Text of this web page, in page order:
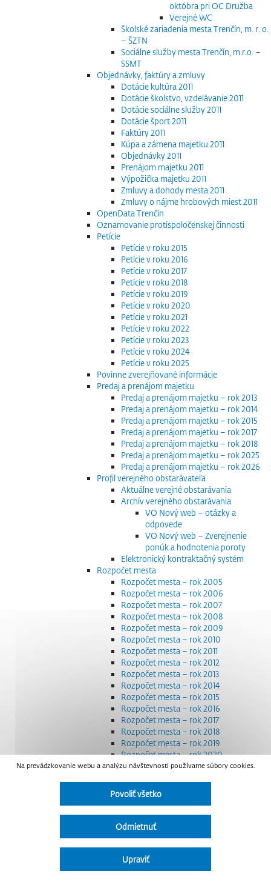
októbra pri OC Družba
Verejné WC
Školské zariadenia mesta Trenčín, m. r. o.
– ŠZTN
Sociálne služby mesta Trenčín, m.r.o. –
SSMT
Objednávky, faktúry a zmluvy
Dotácie kultúra 2011
Dotácie školstvo, vzdelávanie 2011
Dotácie sociálne služby 2011
Dotácie šport 2011
Faktúry 2011
Kúpa a zámena majetku 2011
Objednávky 2011
Prenájom majetku 2011
Výpožička majetku 2011
Zmluvy a dohody mesta 2011
Zmluvy o nájme hrobových miest 2011
OpenData Trenčín
Oznamovanie protispoločenskej činnosti
Petície
Petície v roku 2015
Petície v roku 2016
Petície v roku 2017
Petície v roku 2018
Petície v roku 2019
Petície v roku 2020
Petície v roku 2021
Petície v roku 2022
Petície v roku 2023
Petície v roku 2024
Petície v roku 2025
Povinne zverejňované informácie
Predaj a prenájom majetku
Predaj a prenájom majetku – rok 2013
Predaj a prenájom majetku – rok 2014
Predaj a prenájom majetku – rok 2015
Predaj a prenájom majetku – rok 2017
Predaj a prenájom majetku – rok 2018
Predaj a prenájom majetku – rok 2025
Predaj a prenájom majetku – rok 2026
Profil verejného obstarávateľa
Aktuálne verejné obstarávania
Archív verejného obstarávania
VO Nový web – otázky a
odpovede
VO Nový web – Zverejnenie
ponúk a hodnotenia poroty
Elektronický kontraktačný systém
Rozpočet mesta
Rozpočet mesta – rok 2005
Rozpočet mesta – rok 2006
Rozpočet mesta – rok 2007
Rozpočet mesta – rok 2008
Rozpočet mesta – rok 2009
Rozpočet mesta – rok 2010
Rozpočet mesta – rok 2011
Rozpočet mesta – rok 2012
Rozpočet mesta – rok 2013
Rozpočet mesta – rok 2014
Rozpočet mesta – rok 2015
Rozpočet mesta – rok 2016
Rozpočet mesta – rok 2017
Rozpočet mesta – rok 2018
Rozpočet mesta – rok 2019
Rozpočet mesta – rok 2020
Rozpočet mesta – rok 2021
Rozpočet mesta – rok 2023
Rozpočet mesta – rok 2024
Rozpočet mesta – rok 2026
Strategické dokumenty
Transparentnosť a výdavky na štátnu reklamu
Úradná tabuľa
Na prevádzkovanie webu a analýzu návštevnosti používame súbory cookies.
Povoliť všetko
Odmietnuť
Upraviť